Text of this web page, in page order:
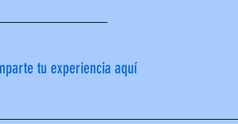
tu experiencia aquí